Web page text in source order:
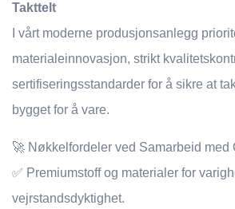
Takttelt
I vårt moderne produsjonsanlegg
materialeinnovasjon, strikt
sertifiseringsstandarder for å sikre at
bygget for å vare.
🚀 Nøkkelfordeler ved Samarbeid med
✅ Premiumstoff og materialer for
vejrstandsdyktighet.